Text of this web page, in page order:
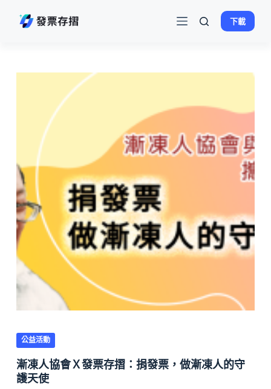
跳
下載
公益活動
漸凍人協會Ｘ發票存摺：捐發票，做漸凍人的守
護天使